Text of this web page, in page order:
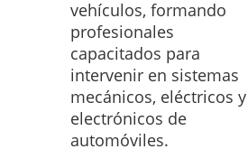
vehículos, formando
profesionales
capacitados para
intervenir en sistemas
mecánicos, eléctricos y
electrónicos de
automóviles.